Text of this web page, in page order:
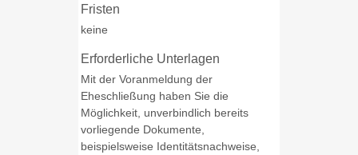
Fristen
keine
Erforderliche Unterlagen
Mit der Voranmeldung der
Eheschließung haben Sie die
Möglichkeit, unverbindlich bereits
vorliegende Dokumente,
beispielsweise Identitätsnachweise,